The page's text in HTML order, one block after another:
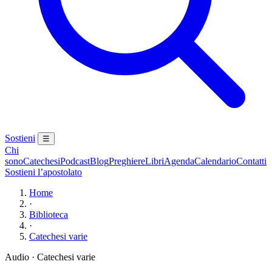
Sostieni ☰
Chi
sonoCatechesiPodcastBlogPreghiereLibriAgendaCalendarioContatti
Sostieni l’apostolato
Home
·
Biblioteca
·
Catechesi varie
Audio · Catechesi varie